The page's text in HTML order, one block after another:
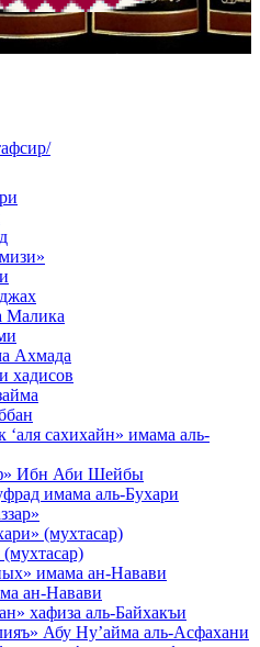
Малика
Ахмада
хадисов
‘аля сахихайн» имама аль-
Ибн Аби Шейбы
имама аль-Бухари
(мухтасар)
имама ан-Навави
ан-Навави
хафиза аль-Байхакъи
Абу Ну’айма аль-Асфахани